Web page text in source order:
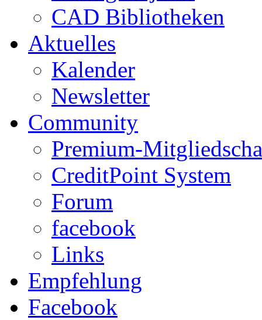
CAD Bibliotheken
Aktuelles
Kalender
Newsletter
Community
Premium-
CreditPoint System
Forum
facebook
Links
Empfehlung
Facebook